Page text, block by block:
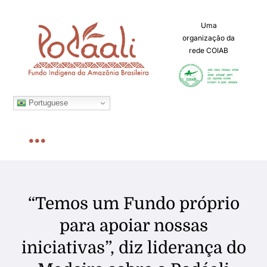
conteúdo
Portuguese
Uma
organização da
rede COIAB
“Temos um Fundo próprio
para apoiar nossas
iniciativas”, diz liderança do